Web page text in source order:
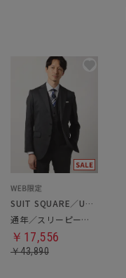
SUIT SQUARE／UNIVERSAL LANGUAGE
通年／スリーピーススーツ
￥17,556
￥43,890